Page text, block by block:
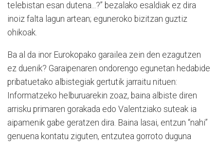
telebistan esan dutena...?” bezalako esaldiak ez dira
inoiz falta lagun artean; eguneroko bizitzan guztiz
ohikoak.
Ba al da inor Eurokopako garailea zein den ezagutzen
ez duenik? Garaipenaren ondorengo egunetan hedabide
pribatuetako albistegiak gertutik jarraitu nituen:
Informatzeko helburuarekin zoaz, baina albiste diren
arrisku primaren gorakada edo Valentziako suteak ia
aipamenik gabe geratzen dira. Baina lasai, entzun “nahi”
genuena kontatu ziguten, entzutea gorroto duguna